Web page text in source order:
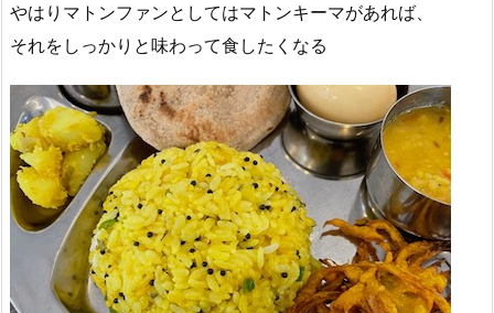
やはりマトンファンとしてはマトンキーマがあれば、
それをしっかりと味わって食したくなる